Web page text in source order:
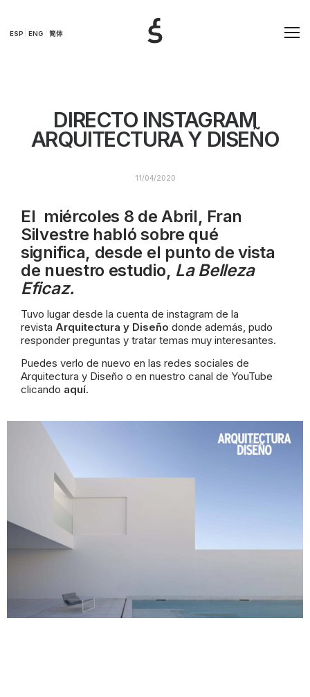
ESP ENG 简体
DIRECTO INSTAGRAM
ARQUITECTURA Y DISEÑO
11/04/2020
El miércoles 8 de Abril, Fran
Silvestre habló sobre qué
significa, desde el punto de vista
de nuestro estudio, La Belleza
Eficaz.
Tuvo lugar desde la cuenta de instagram de la
revista Arquitectura y Diseño donde además, pudo
responder preguntas y tratar temas muy interesantes.
Puedes verlo de nuevo en las redes sociales de
Arquitectura y Diseño o en nuestro canal de YouTube
clicando aquí.